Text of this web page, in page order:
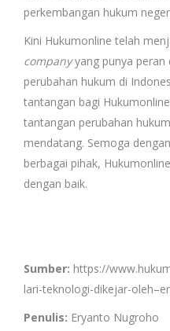
perkembangan hukum
Kini Hukumonline telah
companyyang punya peran
perubahan hukum di
tantangan bagi
tantangan perubahan
mendatang. Semoga
berbagai pihak,
dengan baik.
Sumber: https://
lari-teknologi-dikejar-
Penulis: Eryanto Nugroho